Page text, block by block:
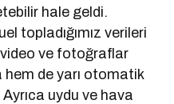
hale geldi.
topladığımız verileri
ve fotoğraflar
de yarı otomatik
uydu ve hava